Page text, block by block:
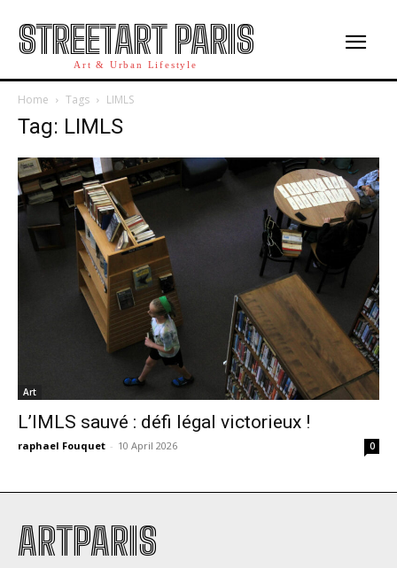
STREETART PARIS
Art & Urban Lifestyle
Home Tags LIMLS
Tag: LIMLS
Art
L’IMLS sauvé : défi légal victorieux !
raphael Fouquet - 10 April 2026 0
ARTPARIS